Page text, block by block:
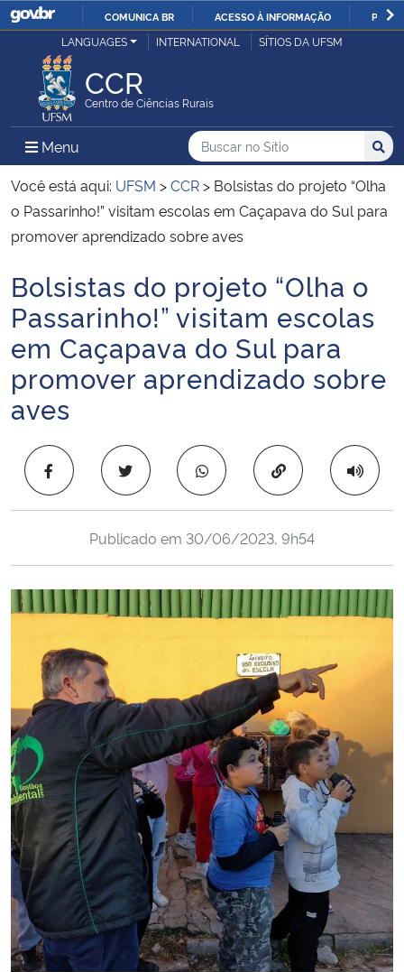
IR
COMUNICA BR ACESSO À INFORMAÇÃO
Ministério da Justiça e Segurança Pública
Ministério da Defesa
Ministério das Relações Exteriores
Ministério da Infraestrutura
Ministério da Agricultura, Pecuária e Abastecimento
Ministério da Educação
Ministério da Cidadania
Ministério da Saúde
Ministério de Minas e Energia
Ministério da Ciência, Tecnologia, Inovações e Comunicações
Ministério do Meio Ambiente
Ministério do Turismo
Ministério do Desenvolvimento Regional
Controladoria-Geral da União
Ministério da Mulher, da Família e dos Direitos Humanos
Secretaria-Geral
Secretaria de Governo
Gabinete de Segurança Institucional
LANGUAGES INTERNATIONAL SÍTIOS DA UFSM
CCR
Centro de Ciências Rurais
Menu Menu Principal do Sítio
Busca
Buscar no no Sítio
Busca:
Você está aqui: UFSM >CCR > Bolsistas do projeto “Olha
o Passarinho!” visitam escolas em Caçapava do Sul para
promover aprendizado sobre aves
Início do conteúdo
Bolsistas do projeto “Olha o
Passarinho!” visitam escolas
em Caçapava do Sul para
promover aprendizado sobre
aves
Copiar para área
Publicado em 30/06/2023, 9h54